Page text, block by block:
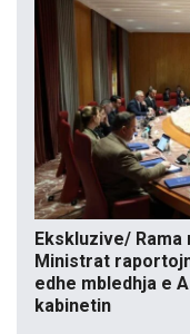
Ekskluzive/
Ministrat
edhe mbledhja e
kabinetin